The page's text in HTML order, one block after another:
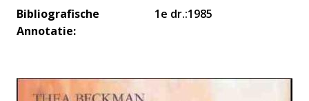
Bibliografische
Annotatie:
1e dr.:1985